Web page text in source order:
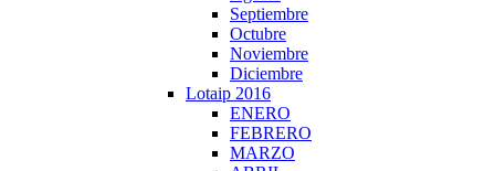
Septiembre
Octubre
Noviembre
Diciembre
Lotaip 2016
ENERO
FEBRERO
MARZO